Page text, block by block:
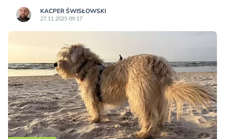
KACPER ŚWISŁO­WSKI
27.11.2025 09:17